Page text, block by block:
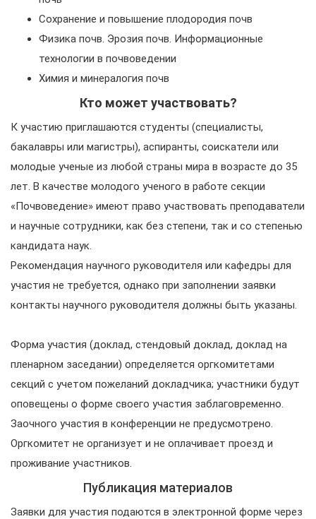
Сохранение и повышение плодородия почв
Физика почв. Эрозия почв. Информационные
технологии в почвоведении
Химия и минералогия почв
Кто может участвовать?
К участию приглашаются студенты (специалисты,
бакалавры или магистры), аспиранты, соискатели или
молодые ученые из любой страны мира в возрасте до 35
лет. В качестве молодого ученого в работе секции
«Почвоведение» имеют право участвовать преподаватели
и научные сотрудники, как без степени, так и со степенью
кандидата наук.
Рекомендация научного руководителя или кафедры для
участия не требуется, однако при заполнении заявки
контакты научного руководителя должны быть указаны.
Форма участия (доклад, стендовый доклад, доклад на
пленарном заседании) определяется оргкомитетами
секций с учетом пожеланий докладчика; участники будут
оповещены о форме своего участия заблаговременно.
Заочного участия в конференции не предусмотрено.
Оргкомитет не организует и не оплачивает проезд и
проживание участников.
Публикация материалов
Заявки для участия подаются в электронной форме через